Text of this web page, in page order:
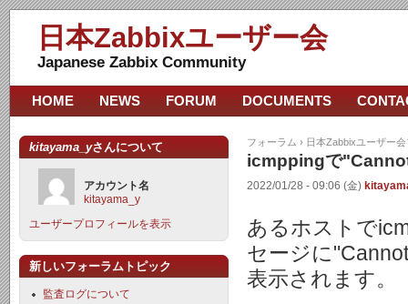
日本Zabbixユーザー会
Japanese Zabbix Community
フォーラム › 日本Zabbixユーザー
icmppingで
2022/01/28 - 09:06 (金)
あるホストで
セージに
表示されます。
HOME NEWS FORUM DOCUMENTS
kitayama_yさんについて
アカウント名
kitayama_y
ユーザープロフィールを表示
新しいフォーラムトピック
監査ログについて